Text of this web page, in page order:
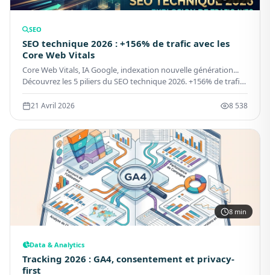
SEO
SEO technique 2026 : +156% de trafic avec les
Core Web Vitals
Core Web Vitals, IA Google, indexation nouvelle génération...
Découvrez les 5 piliers du SEO technique 2026. +156% de trafic
garanti (ou presque). Cas clients, benchmarks.
21 Avril 2026 8 538
8 min
Data & Analytics
Tracking 2026 : GA4, consentement et privacy-
first